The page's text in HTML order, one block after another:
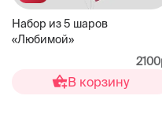
Набор из 5 шаров
«Любимой»
В корзину